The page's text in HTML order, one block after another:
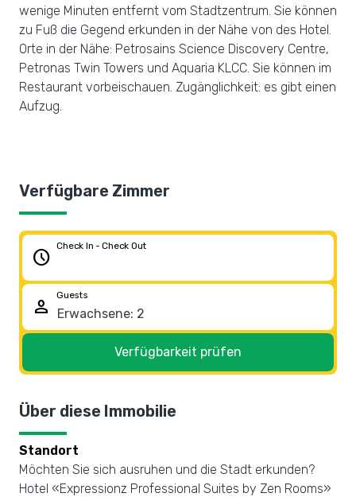
wenige Minuten entfernt vom Stadtzentrum. Sie können
zu Fuß die Gegend erkunden in der Nähe von des Hotel.
Orte in der Nähe: Petrosains Science Discovery Centre,
Petronas Twin Towers und Aquaria KLCC. Sie können im
Restaurant vorbeischauen. Zugänglichkeit: es gibt einen
Aufzug.
Verfügbare Zimmer
schedule
Check In - Check Out
person
Guests
Verfügbarkeit prüfen
Über diese Immobilie
Standort
Möchten Sie sich ausruhen und die Stadt erkunden?
Hotel «Expressionz Professional Suites by Zen Rooms»